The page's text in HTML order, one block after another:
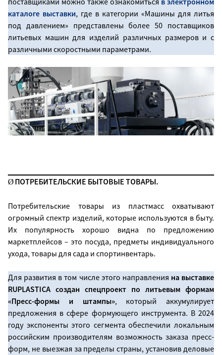
каталоге выставки, где в категории «Машины для литья
под давлением» представлены более 50 поставщиков
литьевых машин для изделий различных размеров и с
различными скоростными параметрами.
Ø ПОТРЕБИТЕЛЬСКИЕ БЫТОВЫЕ ТОВАРЫ.
Потребительские товары из пластмасс охватывают
огромный спектр изделий, которые используются в быту.
Их популярность хорошо видна по предложению
маркетплейсов – это посуда, предметы индивидуального
ухода, товары для сада и спортинвентарь.
Для развития в том числе этого направления на выставке
RUPLASTICA создан спецпроект по литьевым формам
«Пресс-формы и штампы», который аккумулирует
предложения в сфере формующего инструмента. В 2024
году экспоненты этого сегмента обеспечили локальным
российским производителям возможность заказа пресс-
форм, не выезжая за пределы страны, установив деловые